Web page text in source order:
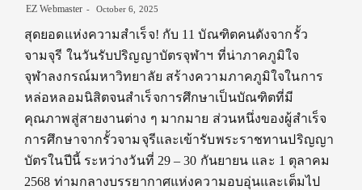
EZ Webmaster October 6, 2025
สุดยอดแห่งความสำเร็จ! กับ 11 บัณฑิตคนดังจากรั้ว
จามจุรี ในวันรับปริญญาบัตรจุฬาฯ ที่น่าภาคภูมิใจ
จุฬาลงกรณ์มหาวิทยาลัย สร้างความภาคภูมิใจในการ
หล่อหลอมนิสิตจนสำเร็จการศึกษาเป็นบัณฑิตที่มี
คุณภาพสู่สายงานต่าง ๆ มากมาย ส่วนหนึ่งของผู้สำเร็จ
การศึกษาจากรั้วจามจุรีและเข้ารับพระราชทานปริญญา
บัตรในปีนี้ ระหว่างวันที่ 29 – 30 กันยายน และ 1 ตุลาคม
2568 ท่ามกลางบรรยากาศแห่งความอบอุ่นและเต็มไป